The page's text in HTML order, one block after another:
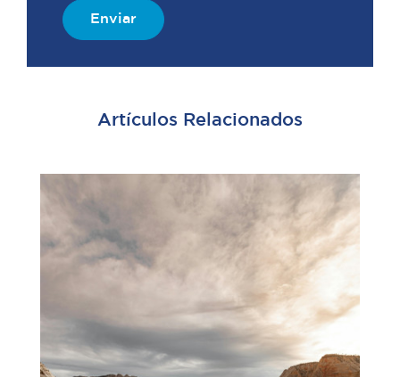
Enviar
Artículos Relacionados